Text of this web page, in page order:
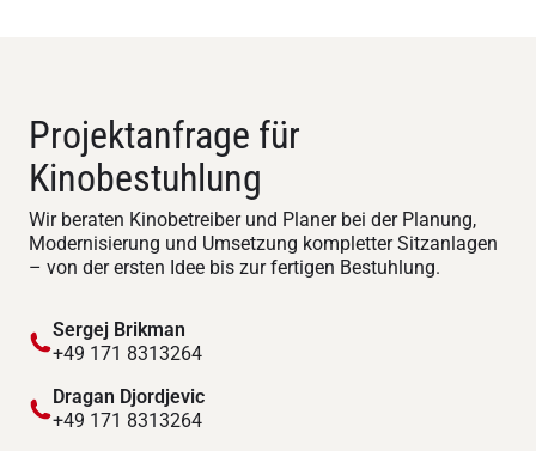
Projektanfrage für
Kinobestuhlung
Wir beraten Kinobetreiber und Planer bei der Planung,
Modernisierung und Umsetzung kompletter Sitzanlagen
– von der ersten Idee bis zur fertigen Bestuhlung.
Sergej Brikman
+49 171 8313264
Dragan Djordjevic
+49 171 8313264